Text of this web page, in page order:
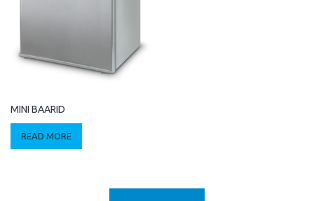
MINI BAARID
READ MORE